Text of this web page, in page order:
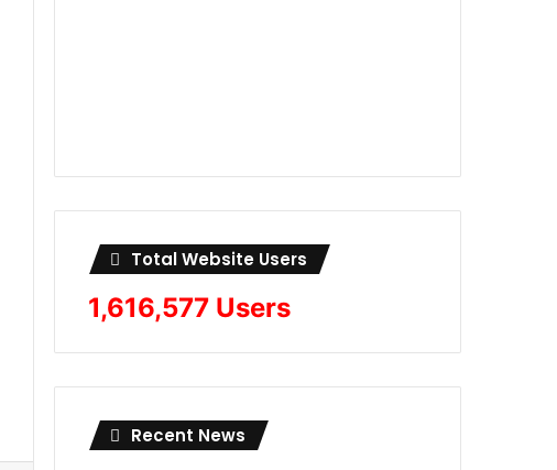
Total Website Users
1,616,577 Users
Recent News